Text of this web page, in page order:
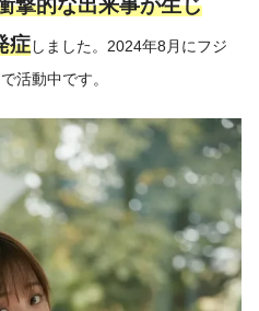
撃的な出来事が生じ
症しました。2024年8月にフジ
活動中です。